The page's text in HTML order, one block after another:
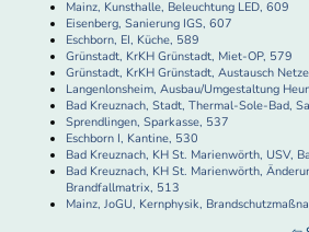
Mainz, Kunsthalle, Beleuchtung LED, 609
Eisenberg, Sanierung IGS, 607
Eschborn, EI, Küche, 589
Grünstadt, KrKH Grünstadt, Miet-OP, 579
Grünstadt, KrKH Grünstadt, Austausch
Langenlonsheim, Ausbau/Umgestaltung
Bad Kreuznach, Stadt, Thermal-Sole-Bad,
Sprendlingen, Sparkasse, 537
Eschborn I, Kantine, 530
Bad Kreuznach, KH St. Marienwörth, USV,
Bad Kreuznach, KH St. Marienwörth,
Brandfallmatrix, 513
Mainz, JoGU, Kernphysik,